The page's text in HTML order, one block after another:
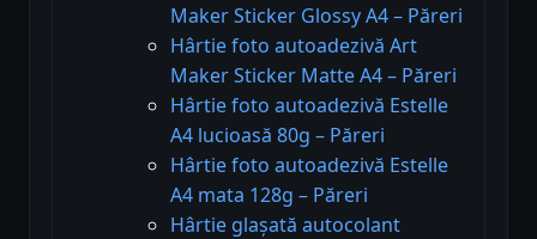
Maker Sticker Glossy A4 – Păreri
Hârtie foto autoadezivă Art
Maker Sticker Matte A4 – Păreri
Hârtie foto autoadezivă Estelle
A4 lucioasă 80g – Păreri
Hârtie foto autoadezivă Estelle
A4 mata 128g – Păreri
Hârtie glașată autocolant